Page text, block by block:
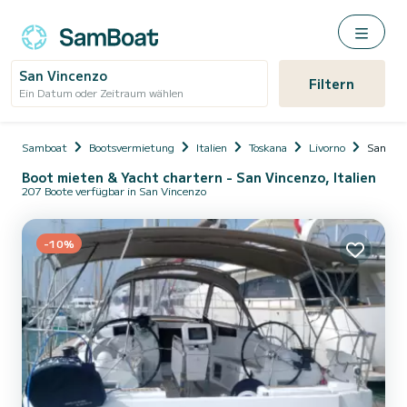
San Vincenzo
Ein Datum oder Zeitraum wählen Filtern
Samboat Bootsvermietung Italien Toskana Livorno San
Boot mieten & Yacht chartern - San Vincenzo, Italien
207 Boote verfügbar in San Vincenzo
-10%